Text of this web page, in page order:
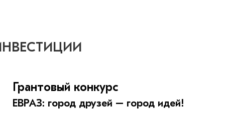
Грантовый конкурс
ЕВРАЗ: город друзей – город идей!